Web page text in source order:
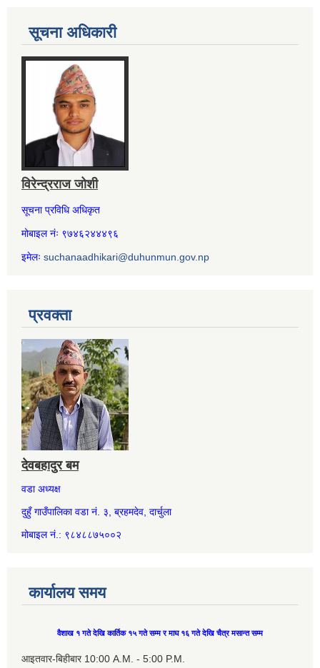
सूचना अधिकारी
विरेन्द्रराज जोशी
सूचना प्रविधि अधिकृत
मोबाइल नंः ९७४६२४४४९६
इमेलः suchanaadhikari@duhunmun.gov.np
प्रवक्ता
देवबहादुर बम
वडा अध्यक्ष
दुहुँ गाउँपालिका वडा नं. ३, ब्रहमदेव, दार्चुला
मोबाइल नं.: ९८४८८७५००२
कार्यालय समय
वैशाख १ गते देखि कार्तिक १५ गते सम्म र माघ १६ गते देखि चैत्र मसान्त सम्म
आइतवार-बिहीबार 10:00 A.M. - 5:00 P.M.